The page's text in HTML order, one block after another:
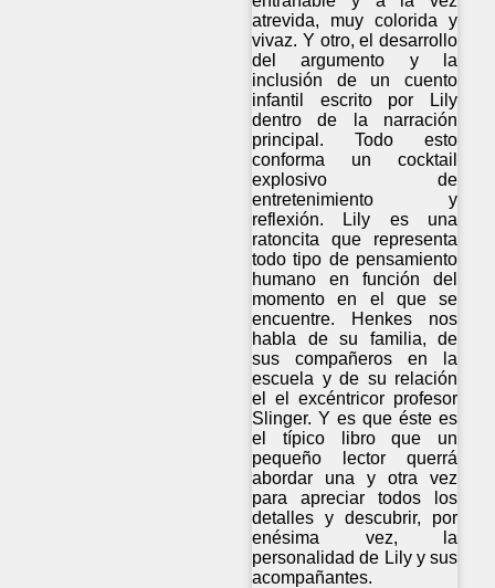
atrevida, muy colorida y
vivaz. Y otro, el desarrollo
del argumento y la
inclusión de un cuento
infantil escrito por Lily
dentro de la narración
principal. Todo esto
conforma un cocktail
explosivo de
entretenimiento y
reflexión. Lily es una
ratoncita que representa
todo tipo de pensamiento
humano en función del
momento en el que se
encuentre. Henkes nos
habla de su familia, de
sus compañeros en la
escuela y de su relación
el el excéntricor profesor
Slinger. Y es que éste es
el típico libro que un
pequeño lector querrá
abordar una y otra vez
para apreciar todos los
detalles y descubrir, por
enésima vez, la
personalidad de Lily y sus
acompañantes.